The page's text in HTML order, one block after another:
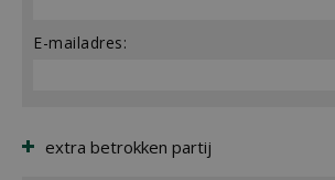
E-mailadres:
extra betrokken partij